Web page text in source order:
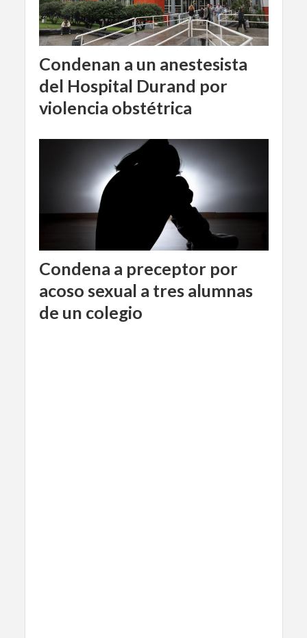
Condenan a un anestesista
del Hospital Durand por
violencia obstétrica
Condena a preceptor por
acoso sexual a tres alumnas
de un colegio